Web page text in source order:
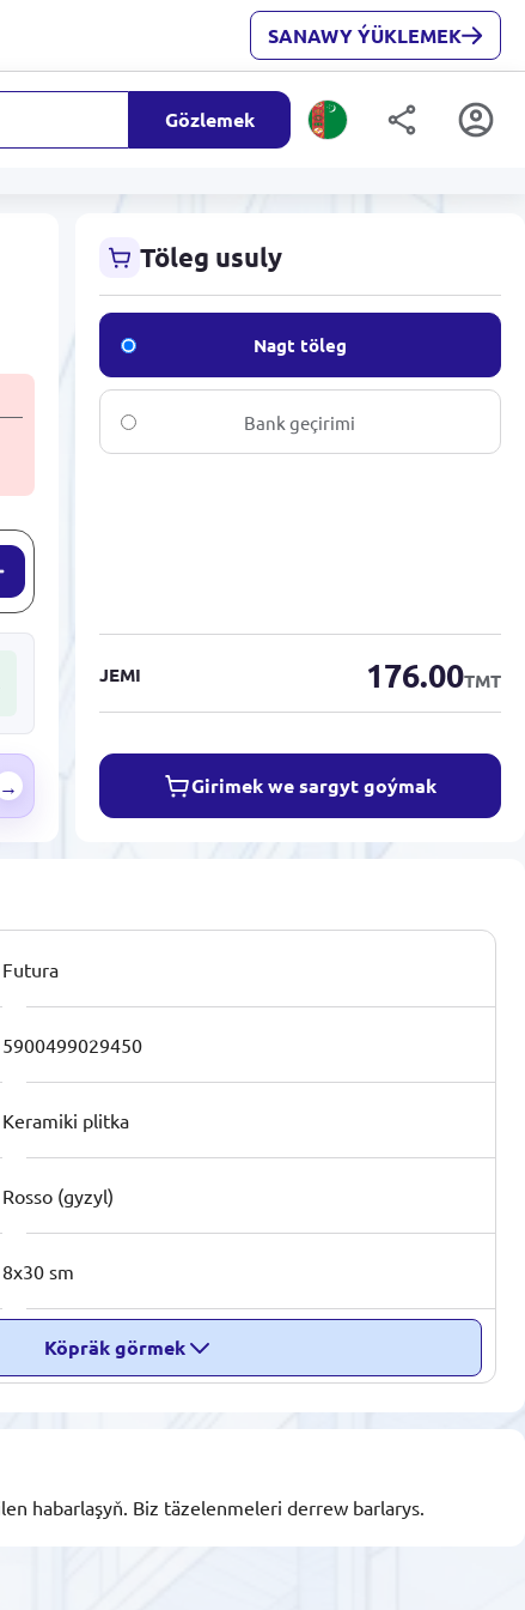
SANAWY ÝÜKLEMEK
Gözlemek
→
Töleg usuly
Nagt töleg
Bank geçirimi
JEMI 176.00TMT
Girimek we sargyt goýmak
Futura
5900499029450
Keramiki plitka
Rosso (gyzyl)
8x30 sm
Köpräk görmek
habarlaşyň. Biz täzelenmeleri derrew barlarys.